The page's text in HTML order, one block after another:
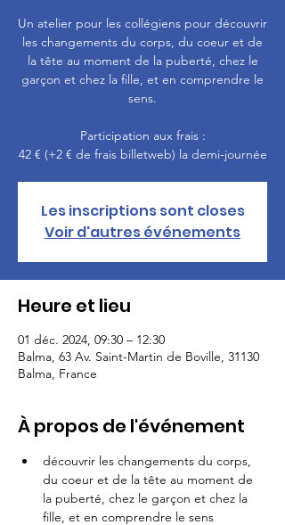
Un atelier pour les collégiens pour découvrir
les changements du corps, du coeur et de
la tête au moment de la puberté, chez le
garçon et chez la fille, et en comprendre le
sens.
Participation aux frais :
42 € (+2 € de frais billetweb) la demi-journée
Les inscriptions sont closes
Voir d'autres événements
Heure et lieu
01 déc. 2024, 09:30 – 12:30
Balma, 63 Av. Saint-Martin de Boville, 31130
Balma, France
À propos de l'événement
découvrir les changements du corps,
du coeur et de la tête au moment de
la puberté, chez le garçon et chez la
fille, et en comprendre le sens